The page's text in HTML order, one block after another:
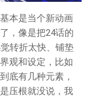
本是当个新动画
，像是把24话的
转折太快、铺垫
观和设定，比如
底有几种元素，
压根就没说，我